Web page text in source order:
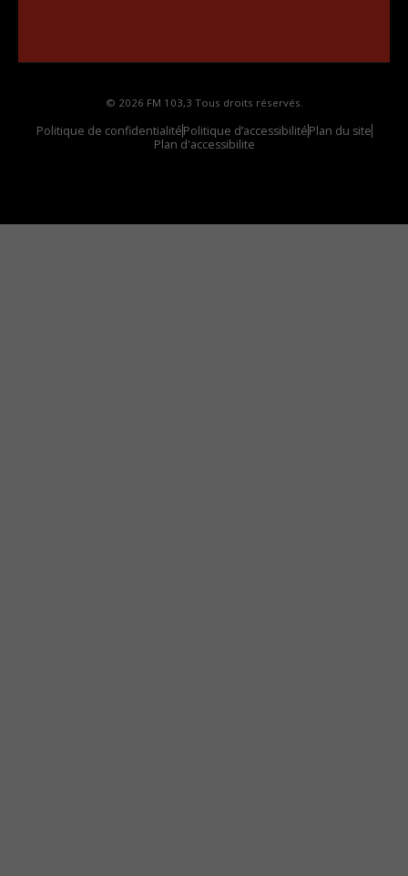
© 2026 FM 103,3 Tous droits réservés.
Politique de confidentialitéPolitique d’accessibilitéPlan du site
Plan d'accessibilite